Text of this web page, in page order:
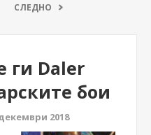
СЛЕДНО
ги Daler
бои
2018